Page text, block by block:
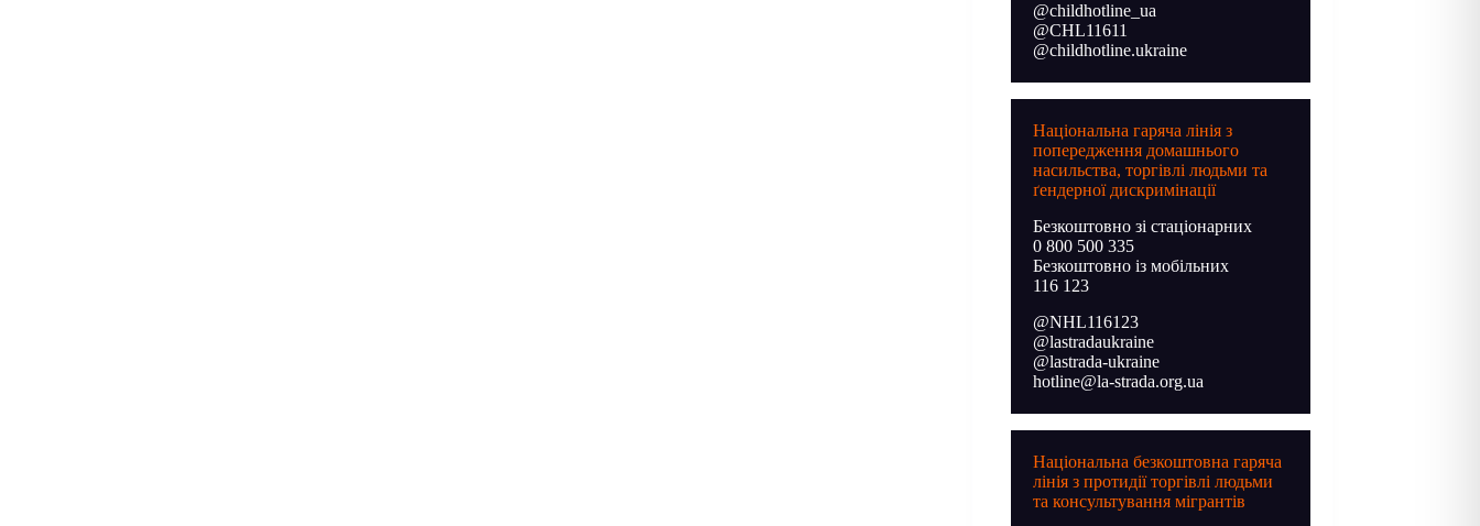
@childhotline_ua
@CHL11611
@childhotline.ukraine
Національна гаряча лінія з
попередження домашнього
насильства, торгівлі людьми та
ґендерної дискримінації
Безкоштовно зі стаціонарних
0 800 500 335
Безкоштовно із мобільних
116 123
@NHL116123
@lastradaukraine
@lastrada-ukraine
hotline@la-strada.org.ua
Національна безкоштовна гаряча
лінія з протидії торгівлі людьми
та консультування мігрантів